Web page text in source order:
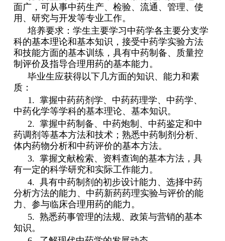
面广，可从事中药生产、检验、流通、管理、使
用、研究与开发等专业工作。
培养要求：学生主要学习中药学各主要分支学
科的基本理论和基本知识，接受中药学实验方法
和技能方面的基本训练，具有中药制备、质量控
制评价及指导合理用药的基本能力。
毕业生应获得以下几方面的知识、能力和素
质：
1.掌握中药药剂学、中药药理学、中药学、
中药化学等学科的基本理论、基本知识。
2.掌握中药制备、中药炮制、中药鉴定和中
药调剂等基本方法和技术；熟悉中药制剂分析、
体内药物分析和中药评价的基本方法。
3.掌握文献检索、资料查询的基本方法，具
有一定的科学研究和实际工作能力。
4.具有中药制剂的初步设计能力、选择中药
分析方法的能力、中药新药药理实验与评价的能
力、参与临床合理用药的能力。
5.熟悉药事管理的法规、政策与营销的基本
知识。